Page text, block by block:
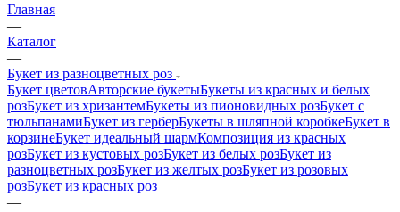
Главная
—
Каталог
—
Букет из разноцветных роз
Букет цветовАвторские букетыБукеты из красных и белых
розБукет из хризантемБукеты из пионовидных розБукет с
тюльпанамиБукет из герберБукеты в шляпной коробкеБукет в
корзинеБукет идеальный шармКомпозиция из красных
розБукет из кустовых розБукет из белых розБукет из
разноцветных розБукет из желтых розБукет из розовых
розБукет из красных роз
—